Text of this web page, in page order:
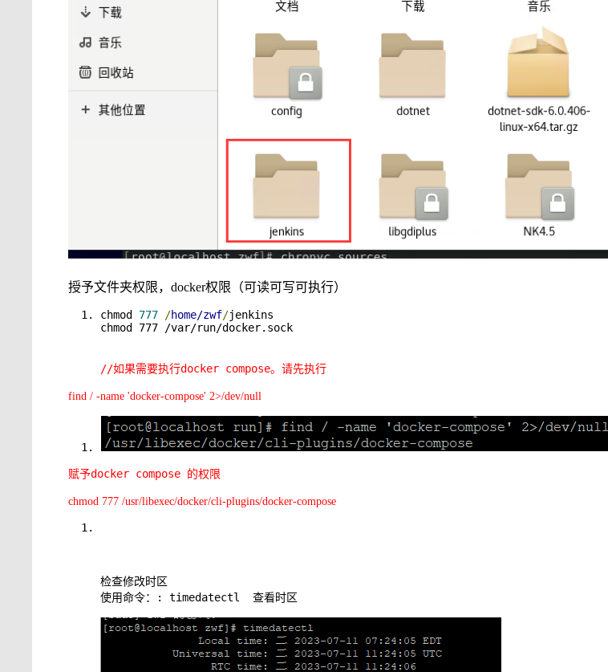
授予文件夹权限，docker权限（可读可写可执行）
chmod 777 /home/zwf/jenkins
chmod 777 /var/run/docker.sock
//如果需要执行docker compose。请先执行
find / -name 'docker-compose' 2>/dev/null
赋予docker compose 的权限
chmod 777 /usr/libexec/docker/cli-plugins/docker-compose
检查修改时区
使用命令：: timedatectl 查看时区